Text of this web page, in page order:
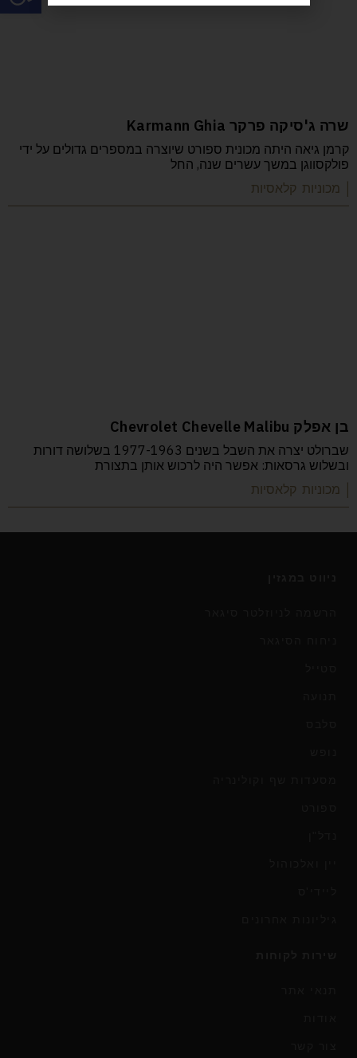
שרה ג'סיקה פרקר Karmann Ghia
קרמן גיאה היתה מכונית ספורט שיוצרה במספרים גדולים על ידי
פולקסווגן במשך עשרים שנה, החל
| מכוניות קלאסיות
בן אפלק Chevrolet Chevelle Malibu
שברולט יצרה את השבל בשנים 1977-1963 בשלושה דורות
ובשלוש גרסאות: אפשר היה לרכוש אותן בתצורת
| מכוניות קלאסיות